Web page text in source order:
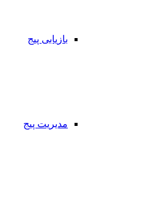
بازیابی پیج
مدیریت پیج